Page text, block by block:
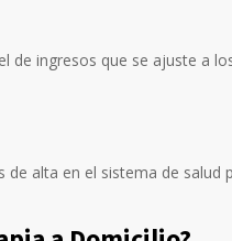
de ingresos que se ajuste a
alta en el sistema de salud